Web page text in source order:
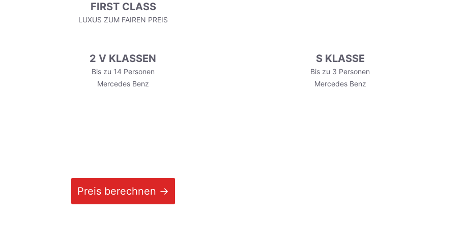
FIRST CLASS
LUXUS ZUM FAIREN PREIS
2 V KLASSEN
Bis zu 14 Personen
Mercedes Benz
S KLASSE
Bis zu 3 Personen
Mercedes Benz
Preis berechnen →